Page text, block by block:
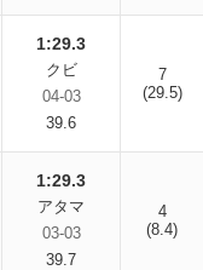
1:29.3
クビ
04-03
39.6
7
(29.5)
1:29.3
アタマ
03-03
39.7
4
(8.4)